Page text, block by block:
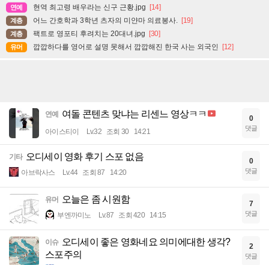
연예 현역 최고령 배우라는 신구 근황.jpg [14]
계층 어느 간호학과 3학년 츠자의 미얀마 의료봉사. [19]
계층 팩트로 영포티 후려치는 20대녀.jpg [30]
유머 깝깝하다를 영어로 설명 못해서 깝깝해진 한국 사는 외국인 [12]
연예 여돌 콘텐츠 맞냐는 리센느 영상ㅋㅋ
아이스티이 Lv.32 조회 30 14:21
0
댓글
기타 오디세이 영화 후기 스포 없음
아브락사스 Lv.44 조회 87 14:20
0
댓글
유머 오늘은 좀 시원함
부엔까미노 Lv.87 조회 420 14:15
7
댓글
이슈 오디세이 좋은 영화네요 의미에대한 생각?
스포주의
2
댓글